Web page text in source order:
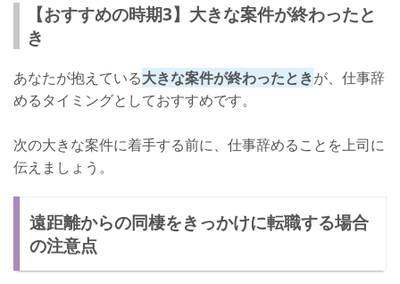
【おすすめの時期3】大きな案件が終わったと
き
あなたが抱えている大きな案件が終わったときが、仕事辞
めるタイミングとしておすすめです。
次の大きな案件に着手する前に、仕事辞めることを上司に
伝えましょう。
遠距離からの同棲をきっかけに転職する場合
の注意点